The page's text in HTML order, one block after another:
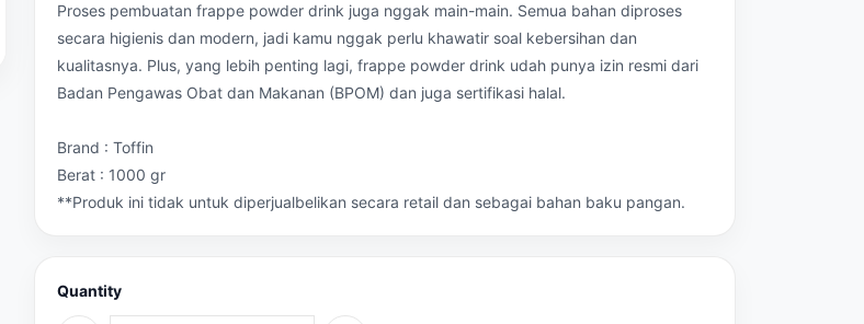
Proses pembuatan frappe powder drink juga nggak main-main. Semua bahan diproses
secara higienis dan modern, jadi kamu nggak perlu khawatir soal kebersihan dan
kualitasnya. Plus, yang lebih penting lagi, frappe powder drink udah punya izin resmi dari
Badan Pengawas Obat dan Makanan (BPOM) dan juga sertifikasi halal.
Brand : Toffin
Berat : 1000 gr
**Produk ini tidak untuk diperjualbelikan secara retail dan sebagai bahan baku pangan.
Quantity